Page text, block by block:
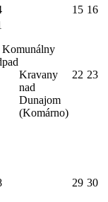
15 16
Komunálny
Kravany
nad
Dunajom
(Komárno)
22 23
29 30